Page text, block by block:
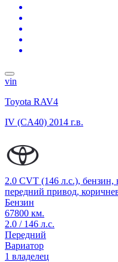
vin
Toyota RAV4
IV (CA40) 2014 г.в.
2.0 CVT (146 л.с.),
передний привод,
Бензин
67800 км.
2.0 / 146 л.с.
Передний
Вариатор
1 владелец